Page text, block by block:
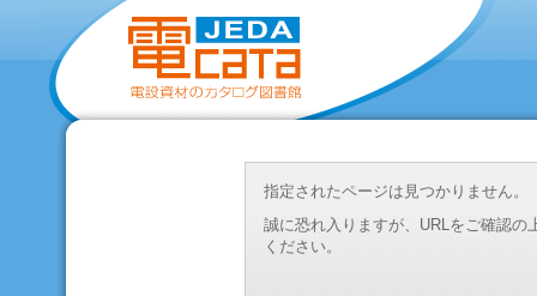
指定されたページは見つかりません。
誠に恐れ入りますが、URLをご確認
ください。